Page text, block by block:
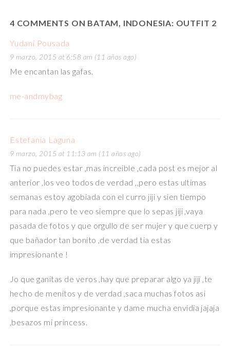
4 COMMENTS ON BATAM, INDONESIA: OUTFIT 2
Yudani Pousada
9 marzo, 2015 at 6:58 am (11 años ago)
Me encantan las gafas.
me-andmybag
Estefania Laguna
9 marzo, 2015 at 11:13 am (11 años ago)
Tia no puedes estar ,mas increible ,cada post es mejor al
anterior ,los veo todos de verdad ,,pero estas ultimas
semanas estoy agobiada con el curro jiji y sien tiempo
para nada ,pero te veo siempre que lo sepas jiji ,vaya
pasada de fotos y que orgullo de ser mujer y que cuerp y
que bañador tan bonito ,de verdad tia estas
impresionante !
Jo que ganitas de veros ,hay que preparar algo ya jiji ,te
hecho de menitos y de verdad ,saca muchas fotos asi
,porque estas impresionante y dame mucha envidia jajaja
,besazos mi princess.